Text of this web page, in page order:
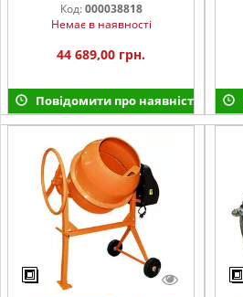
Код: 000038818
Немає в наявності
44 689,00 грн.
Повідомити про наявність